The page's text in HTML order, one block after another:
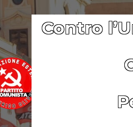
Contro